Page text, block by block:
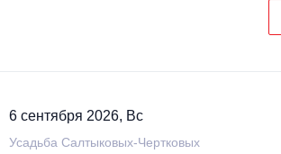
6 сентября 2026, Вс
Усадьба Салтыковых-Чертковых